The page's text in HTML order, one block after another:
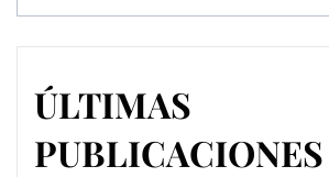
ÚLTIMAS
PUBLICACIONES